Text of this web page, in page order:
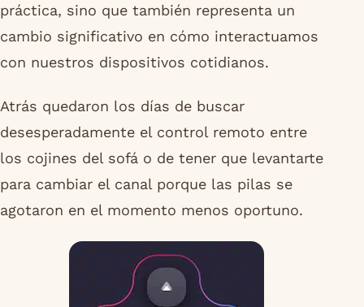
práctica, sino que también representa un
cambio significativo en cómo interactuamos
con nuestros dispositivos cotidianos.
Atrás quedaron los días de buscar
desesperadamente el control remoto entre
los cojines del sofá o de tener que levantarte
para cambiar el canal porque las pilas se
agotaron en el momento menos oportuno.